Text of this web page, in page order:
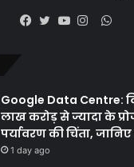
Google Data Centre:
लाख करोड़ से ज्यादा के
पर्यावरण की चिंता,
1 day ago